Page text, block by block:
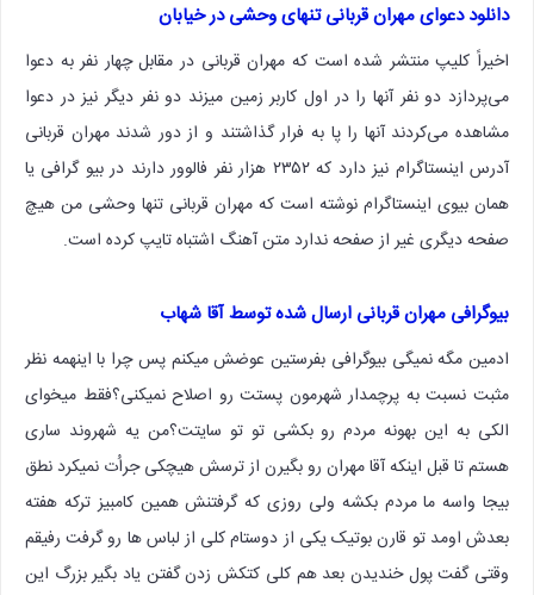
دانلود دعوای مهران قربانی تنهای وحشی در خیابان
اخیراً کلیپ منتشر شده است که مهران قربانی در مقابل چهار نفر به دعوا
می‌پردازد دو نفر آنها را در اول کاربر زمین میزند دو نفر دیگر نیز در دعوا
مشاهده می‌کردند آنها را پا به فرار گذاشتند و از دور شدند مهران قربانی
آدرس اینستاگرام نیز دارد که ۲۳۵۲ هزار نفر فالوور دارند در بیو گرافی یا
همان بیوی اینستاگرام نوشته است که مهران قربانی تنها وحشی من هیچ
صفحه دیگری غیر از صفحه ندارد متن آهنگ اشتباه تایپ کرده است.
بیوگرافی مهران قربانی ارسال شده توسط آقا شهاب
ادمین مگه نمیگی بیوگرافی بفرستین عوضش میکنم پس چرا با اینهمه نظر
مثبت نسبت به پرچمدار شهرمون پستت رو اصلاح نمیکنی؟فقط میخوای
الکی به این بهونه مردم رو بکشی تو تو سایتت؟من یه شهروند ساری
هستم تا قبل اینکه آقا مهران رو بگیرن از ترسش هیچکی جراُت نمیکرد نطق
بیجا واسه ما مردم بکشه ولی روزی که گرفتنش همین کامبیز ترکه هفته
بعدش اومد تو قارن بوتیک یکی از دوستام کلی از لباس ها رو گرفت رفیقم
وقتی گفت پول خندیدن بعد هم کلی کتکش زدن گفتن یاد بگیر بزرگ این